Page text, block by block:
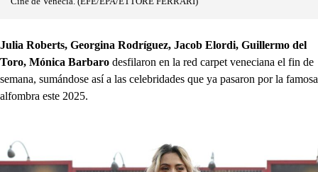
Julia Roberts, Georgina Rodríguez, Jacob Elordi, Guillermo del
Toro, Mónica Barbaro desfilaron en la red carpet veneciana el fin de
semana, sumándose así a las celebridades que ya pasaron por la famosa
alfombra este 2025.